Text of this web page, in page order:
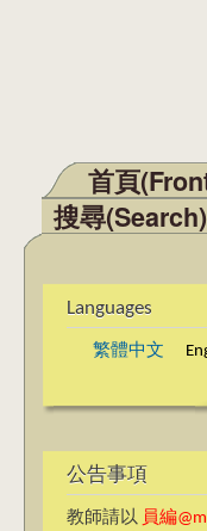
Main menu
首頁
搜尋(Search)
Languages
繁體中文
公告事項
教師請以 員編